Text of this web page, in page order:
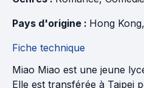
Pays d'origine : Hong Kong,
Fiche technique
Miao Miao est une jeune
Elle est transférée à Taipei